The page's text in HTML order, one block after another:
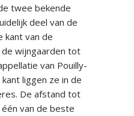
twee bekende
deel van de
kant van de
wijngaarden tot
van Pouilly-
liggen ze in de
De afstand tot
van de beste